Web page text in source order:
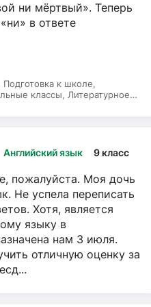
ни мёртвый». Теперь
в ответе
Подготовка к школе,
классы, Литературное
Английский язык 9 класс
пожалуйста. Моя дочь
Не успела переписать
Хотя, является
языку в
нам 3 июля.
отличную оценку за